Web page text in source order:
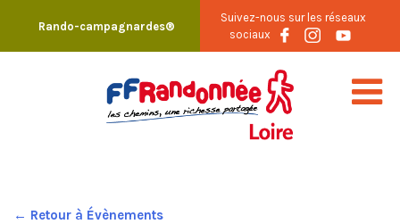
content
Rando-campagnardes®
Suivez-nous sur les réseaux
sociaux
← Retour à Évènements